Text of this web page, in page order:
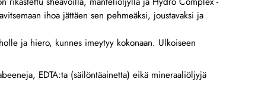
ihoa jättäen sen pehmeäksi, joustavaksi ja
ja hiero, kunnes imeytyy kokonaan. Ulkoiseen
EDTA:ta (säilöntäainetta) eikä mineraaliöljyjä